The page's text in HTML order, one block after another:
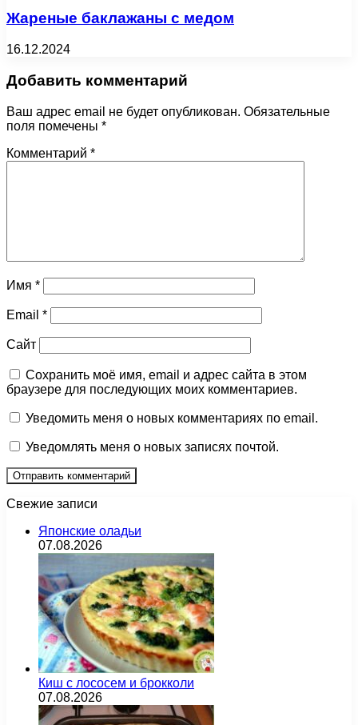
Жареные баклажаны с медом
16.12.2024
Добавить комментарий
Ваш адрес email не будет опубликован. Обязательные
поля помечены *
Комментарий *
Имя *
Email *
Сайт
Сохранить моё имя, email и адрес сайта в этом
браузере для последующих моих комментариев.
Уведомить меня о новых комментариях по email.
Уведомлять меня о новых записях почтой.
Свежие записи
Японские оладьи
07.08.2026
Киш с лососем и брокколи
07.08.2026